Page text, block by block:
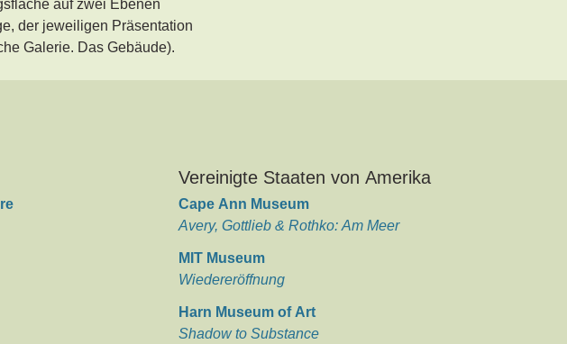
auf zwei Ebenen
der jeweiligen Präsentation
Galerie. Das Gebäude).
Vereinigte Staaten von Amerika
Cape Ann Museum
Avery, Gottlieb & Rothko: Am Meer
MIT Museum
Wiedereröffnung
Harn Museum of Art
Shadow to Substance